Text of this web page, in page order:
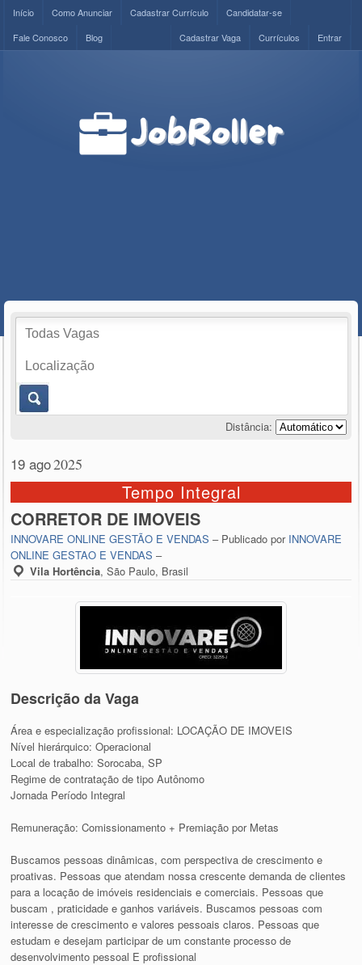
Início Como Anunciar Cadastrar Currículo
Candidatar-se
Fale Conosco
Blog Entrar
Currículos
Cadastrar Vaga
Distância:
19 ago2025
Tempo Integral
CORRETOR DE IMOVEIS
INNOVARE ONLINE GESTÃO E VENDAS– Publicado por INNOVARE
ONLINE GESTAO E VENDAS –
Vila Hortência,São Paulo, Brasil
Descrição da Vaga
Área e especialização profissional: LOCAÇÃO DE IMOVEIS
Nível hierárquico: Operacional
Local de trabalho: Sorocaba, SP
Regime de contratação de tipo Autônomo
Jornada Período Integral
Remuneração: Comissionamento + Premiação por Metas
Buscamos pessoas dinâmicas, com perspectiva de crescimento e
proativas. Pessoas que atendam nossa crescente demanda de clientes
para a locação de imóveis residenciais e comerciais. Pessoas que
buscam , praticidade e ganhos variáveis. Buscamos pessoas com
interesse de crescimento e valores pessoais claros. Pessoas que
estudam e desejam participar de um constante processo de
desenvolvimento pessoal E profissional